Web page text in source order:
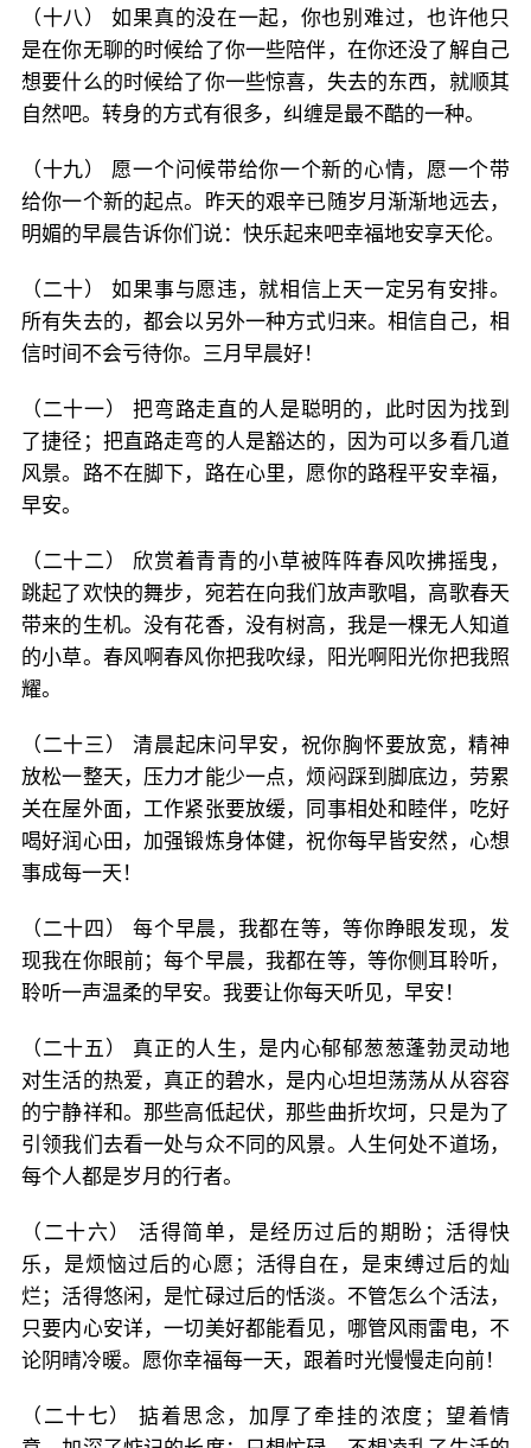
（十八） 如果真的没在一起，你也别难过，也许他只
是在你无聊的时候给了你一些陪伴，在你还没了解自己
想要什么的时候给了你一些惊喜，失去的东西，就顺其
自然吧。转身的方式有很多，纠缠是最不酷的一种。
（十九） 愿一个问候带给你一个新的心情，愿一个带
给你一个新的起点。昨天的艰辛已随岁月渐渐地远去，
明媚的早晨告诉你们说：快乐起来吧幸福地安享天伦。
（二十） 如果事与愿违，就相信上天一定另有安排。
所有失去的，都会以另外一种方式归来。相信自己，相
信时间不会亏待你。三月早晨好！
（二十一） 把弯路走直的人是聪明的，此时因为找到
了捷径；把直路走弯的人是豁达的，因为可以多看几道
风景。路不在脚下，路在心里，愿你的路程平安幸福，
早安。
（二十二） 欣赏着青青的小草被阵阵春风吹拂摇曳，
跳起了欢快的舞步，宛若在向我们放声歌唱，高歌春天
带来的生机。没有花香，没有树高，我是一棵无人知道
的小草。春风啊春风你把我吹绿，阳光啊阳光你把我照
耀。
（二十三） 清晨起床问早安，祝你胸怀要放宽，精神
放松一整天，压力才能少一点，烦闷踩到脚底边，劳累
关在屋外面，工作紧张要放缓，同事相处和睦伴，吃好
喝好润心田，加强锻炼身体健，祝你每早皆安然，心想
事成每一天！
（二十四） 每个早晨，我都在等，等你睁眼发现，发
现我在你眼前；每个早晨，我都在等，等你侧耳聆听，
聆听一声温柔的早安。我要让你每天听见，早安！
（二十五） 真正的人生，是内心郁郁葱葱蓬勃灵动地
对生活的热爱，真正的碧水，是内心坦坦荡荡从从容容
的宁静祥和。那些高低起伏，那些曲折坎坷，只是为了
引领我们去看一处与众不同的风景。人生何处不道场，
每个人都是岁月的行者。
（二十六） 活得简单，是经历过后的期盼；活得快
乐，是烦恼过后的心愿；活得自在，是束缚过后的灿
烂；活得悠闲，是忙碌过后的恬淡。不管怎么个活法，
只要内心安详，一切美好都能看见，哪管风雨雷电，不
论阴晴冷暖。愿你幸福每一天，跟着时光慢慢走向前！
（二十七） 掂着思念，加厚了牵挂的浓度；望着情